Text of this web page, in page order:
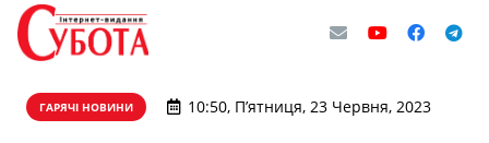
ГАРЯЧІ НОВИНИ 10:50, П’ятниця, 23 Червня, 2023